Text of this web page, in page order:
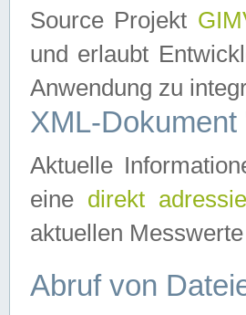
Source Projekt
und erlaubt
Anwendung zu
XML-
Aktuelle
eine direkt
aktuellen
Abruf von